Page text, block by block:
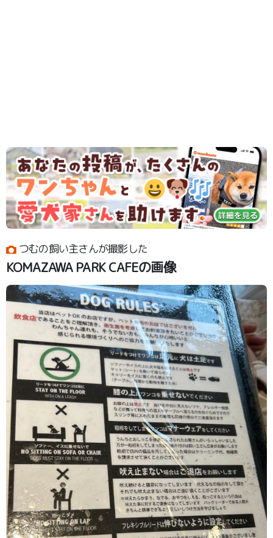
つむの飼い主さんが撮影した
KOMAZAWA PARK CAFEの画像